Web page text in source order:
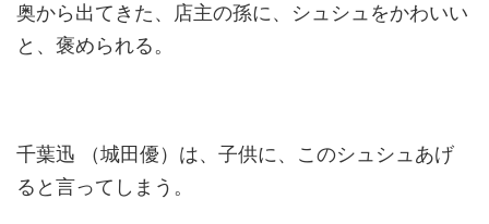
奥から出てきた、店主の孫に、シュシュをかわいい
と、褒められる。
千葉迅 （城田優）は、子供に、このシュシュあげ
ると言ってしまう。